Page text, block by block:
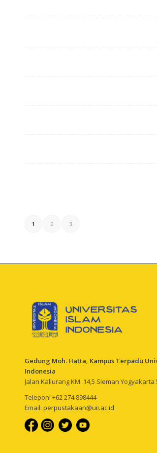
1 2 3
Gedung Moh. Hatta, Kampus Terpadu
Indonesia
Jalan Kaliurang KM. 14,5 Sleman Yogyakarta
Telepon: +62 274 898444
Email: perpustakaan@uii.ac.id